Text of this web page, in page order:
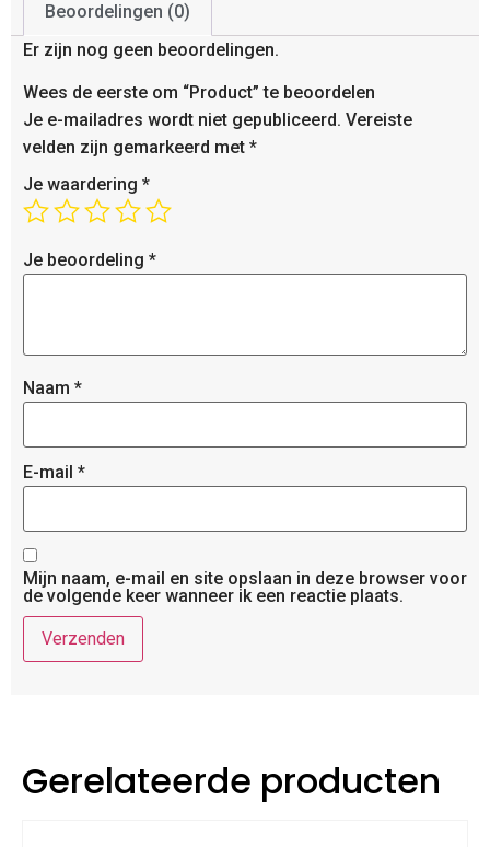
Beoordelingen (0)
Er zijn nog geen beoordelingen.
Wees de eerste om “Product” te beoordelen
Je e-mailadres wordt niet gepubliceerd. Vereiste
velden zijn gemarkeerd met *
Je waardering *
Je beoordeling *
Naam *
E-mail *
Mijn naam, e-mail en site opslaan in deze browser voor
de volgende keer wanneer ik een reactie plaats.
Gerelateerde producten